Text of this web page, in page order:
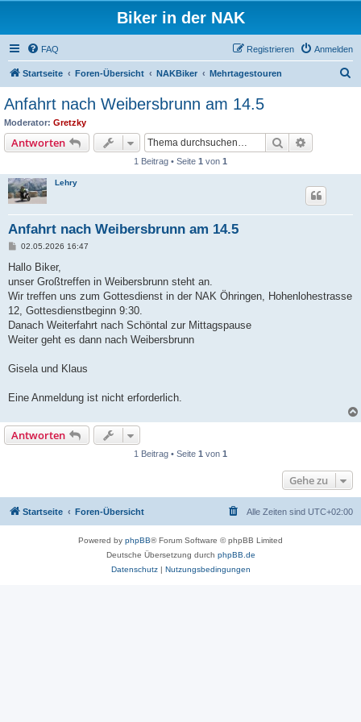
Biker in der NAK
FAQ Anmelden
Registrieren
Startseite Foren-Übersicht NAKBiker Mehrtagestouren
Anfahrt nach Weibersbrunn am 14.5
Moderator: Gretzky
Antworten Suche
1 Beitrag • Seite 1 von 1
Lehry
Anfahrt nach Weibersbrunn am 14.5
B
i
r
a
02.05.2026 16:47
Hallo Biker,
unser Großtreffen in Weibersbrunn steht an.
Wir treffen uns zum Gottesdienst in der NAK Öhringen, Hohenlohestrasse
12, Gottesdienstbeginn 9:30.
Danach Weiterfahrt nach Schöntal zur Mittagspause
Weiter geht es dann nach Weibersbrunn
Gisela und Klaus
Eine Anmeldung ist nicht erforderlich.
Antworten
1 Beitrag • Seite 1 von 1
Gehe zu
Startseite Foren-Übersicht Alle Zeiten sind UTC+02:00
Powered by phpBB® Forum Software © phpBB Limited
Deutsche Übersetzung durch phpBB.de
Datenschutz| Nutzungsbedingungen